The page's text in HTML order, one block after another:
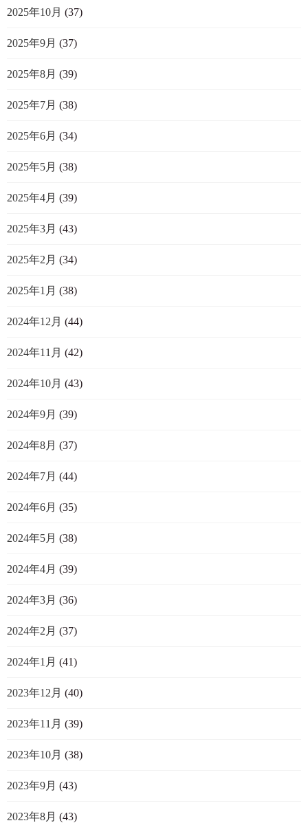
2025年10月 (37)
2025年9月 (37)
2025年8月 (39)
2025年7月 (38)
2025年6月 (34)
2025年5月 (38)
2025年4月 (39)
2025年3月 (43)
2025年2月 (34)
2025年1月 (38)
2024年12月 (44)
2024年11月 (42)
2024年10月 (43)
2024年9月 (39)
2024年8月 (37)
2024年7月 (44)
2024年6月 (35)
2024年5月 (38)
2024年4月 (39)
2024年3月 (36)
2024年2月 (37)
2024年1月 (41)
2023年12月 (40)
2023年11月 (39)
2023年10月 (38)
2023年9月 (43)
2023年8月 (43)